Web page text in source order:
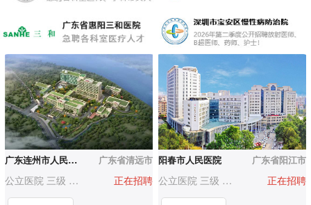
广东连州市人民医院 广东省清远市
公立医院 三级 500-1000人正在招聘
阳春市人民医院 广东省阳江市
公立医院 三级 1000-3000人正在招聘